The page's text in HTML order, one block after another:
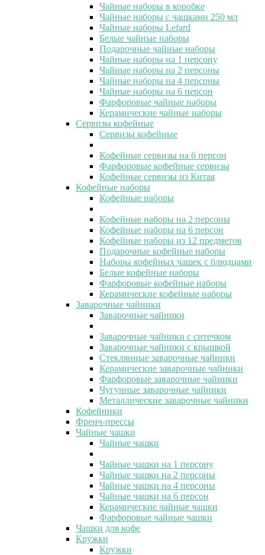
Чайные наборы в коробке
Чайные наборы с чашками 250 мл
Чайные наборы Lefard
Белые чайные наборы
Подарочные чайные наборы
Чайные наборы на 1 персону
Чайные наборы на 2 персоны
Чайные наборы на 4 персоны
Чайные наборы на 6 персон
Фарфоровые чайные наборы
Керамические чайные наборы
Сервизы кофейные
Сервизы кофейные
Кофейные сервизы на 6 персон
Фарфоровые кофейные сервизы
Кофейные сервизы из Китая
Кофейные наборы
Кофейные наборы
Кофейные наборы на 2 персоны
Кофейные наборы на 6 персон
Кофейные наборы из 12 предметов
Подарочные кофейные наборы
Наборы кофейных чашек с блюдцами
Белые кофейные наборы
Фарфоровые кофейные наборы
Керамические кофейные наборы
Заварочные чайники
Заварочные чайники
Заварочные чайники с ситечком
Заварочные чайники с крышкой
Стеклянные заварочные чайники
Керамические заварочные чайники
Фарфоровые заварочные чайники
Чугунные заварочные чайники
Металлические заварочные чайники
Кофейники
Френч-прессы
Чайные чашки
Чайные чашки
Чайные чашки на 1 персону
Чайные чашки на 2 персоны
Чайные чашки на 4 персоны
Чайные чашки на 6 персон
Керамические чайные чашки
Фарфоровые чайные чашки
Чашки для кофе
Кружки
Кружки